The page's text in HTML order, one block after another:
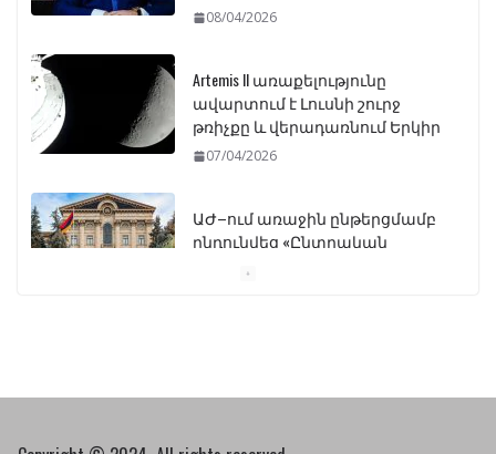
08/04/2026
Artemis II առաքելությունը
ավարտում է Լուսնի շուրջ
թռիչքը և վերադառնում Երկիր
07/04/2026
ԱԺ–ում առաջին ընթերցմամբ
ընդունվեց «Ընտրական
կբողոքարկի Գարեգին
սահմանափակման